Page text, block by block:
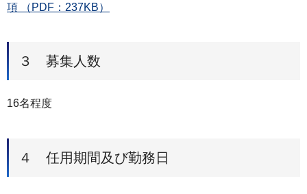
項 （PDF：237KB）
３ 募集人数
16名程度
４ 任用期間及び勤務日